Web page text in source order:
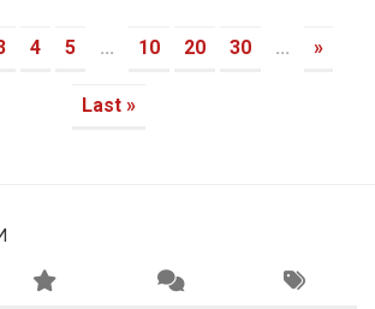
4 5 ... 10 20 30 ... »
Last »